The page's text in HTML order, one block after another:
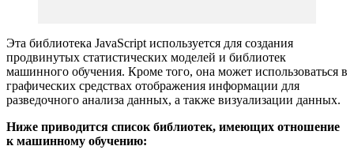
Эта библиотека JavaScript используется для создания
продвинутых статистических моделей и библиотек
машинного обучения. Кроме того, она может использоваться в
графических средствах отображения информации для
разведочного анализа данных, а также визуализации данных.
Ниже приводится список библиотек, имеющих отношение
к машинному обучению: